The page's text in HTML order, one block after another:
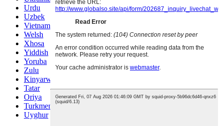
Urdu
Uzbek
Vietnamese
Welsh
Xhosa
Yiddish
Yoruba
Zulu
Kinyarwanda
Tatar
Oriya
Turkmen
Uyghur